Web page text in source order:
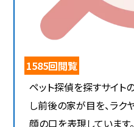
1585回閲覧
ペット探偵を探すサイト
し前後の家が目を、ラク
顔の口を表現しています